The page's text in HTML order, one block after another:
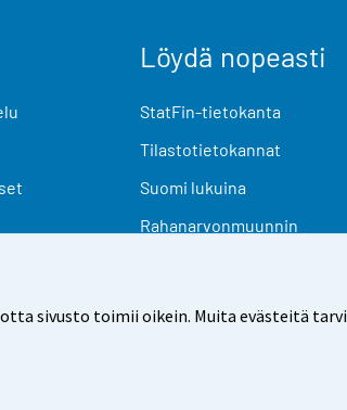
sivusto toimii oikein. Muita evästeitä
Löydä nopeasti
StatFin-tietokanta
Tilastotietokannat
Suomi lukuina
Rahanarvonmuunnin